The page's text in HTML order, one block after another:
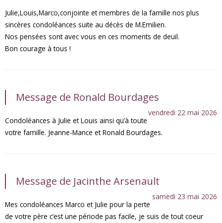
Julie,Louis,Marco,conjointe et membres de la famille nos plus
sincères condoléances suite au décès de M.Emilien.
Nos pensées sont avec vous en ces moments de deuil.
Bon courage à tous !
Message de Ronald Bourdages
vendredi 22 mai 2026
Condoléances à Julie et Louis ainsi qu’à toute
votre famille. Jeanne-Mance et Ronald Bourdages.
Message de Jacinthe Arsenault
samedi 23 mai 2026
Mes condoléances Marco et Julie pour la perte
de votre père c’est une période pas facile, je suis de tout coeur